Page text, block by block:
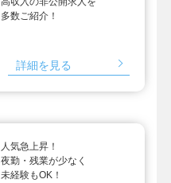
多数ご紹介！
詳細を見る
人気急上昇！
夜勤・残業が少なく
未経験もOK！